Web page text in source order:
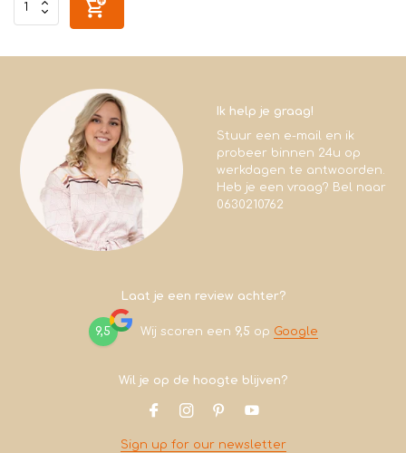
Ik help je graag!
Stuur een e-mail en ik
probeer binnen 24u op
werkdagen te antwoorden.
Heb je een vraag? Bel naar
0630210762
Laat je een review achter?
9,5 Wij scoren een 9,5 op Google
Wil je op de hoogte blijven?
Sign up for our newsletter